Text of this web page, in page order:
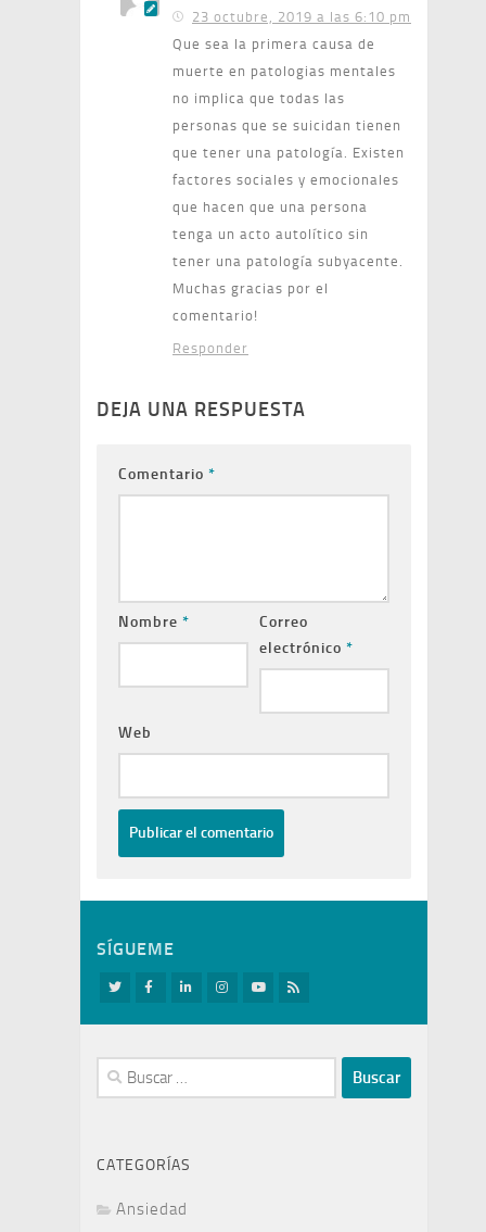
23 octubre, 2019 a las 6:10 pm
Que sea la primera causa de
muerte en patologias mentales
no implica que todas las
personas que se suicidan tienen
que tener una patología. Existen
factores sociales y emocionales
que hacen que una persona
tenga un acto autolítico sin
tener una patología subyacente.
Muchas gracias por el
comentario!
Responder
DEJA UNA RESPUESTA
Comentario *
Nombre *
Correo
electrónico *
Web
SÍGUEME
Buscar:
CATEGORÍAS
Ansiedad